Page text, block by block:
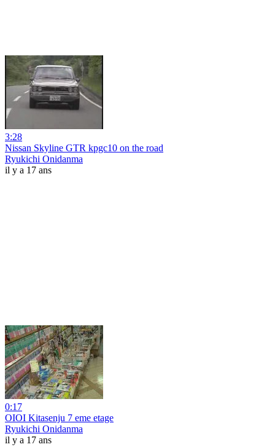
3:28
Nissan Skyline GTR kpgc10 on the road
Ryukichi Onidanma
il y a 17 ans
0:17
OIOI Kitasenju 7 eme etage
Ryukichi Onidanma
il y a 17 ans